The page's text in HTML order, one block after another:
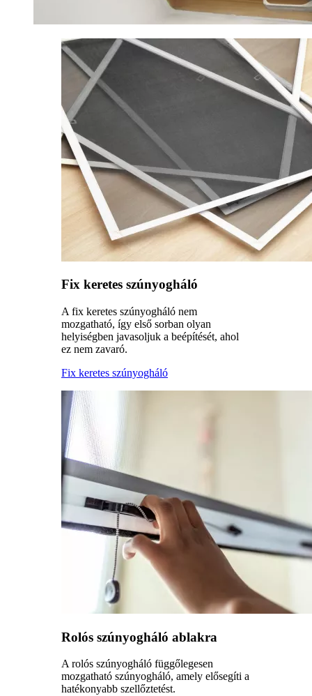
Fix keretes szúnyogháló
A fix keretes szúnyogháló nem
mozgatható, így első sorban olyan
helyiségben javasoljuk a beépítését, ahol
ez nem zavaró.
Fix keretes szúnyogháló
Rolós szúnyogháló ablakra
A rolós szúnyogháló függőlegesen
mozgatható szúnyogháló, amely elősegíti a
hatékonyabb szellőztetést.